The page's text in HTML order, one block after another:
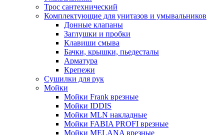
Трос сантехнический
Комплектующие для унитазов и умывальников
Донные клапаны
Заглушки и пробки
Клавиши смыва
Бачки, крышки, пьедесталы
Арматура
Крепежи
Сушилки для рук
Мойки
Мойки Frank врезные
Мойки IDDIS
Мойки MLN накладные
Мойки FABIA PROFI врезные
Мойки MELANA врезные